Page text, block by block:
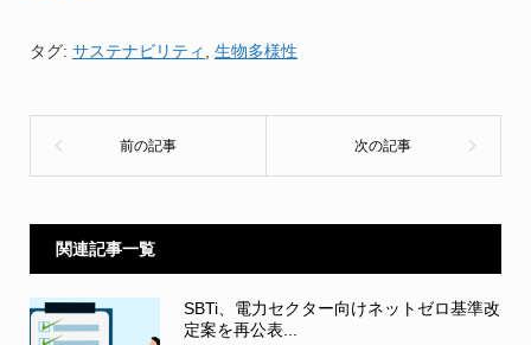
タグ: サステナビリティ , 生物多様性
関連記事一覧
SBTi、電力セクター向けネットゼロ基準改
定案を再公表...